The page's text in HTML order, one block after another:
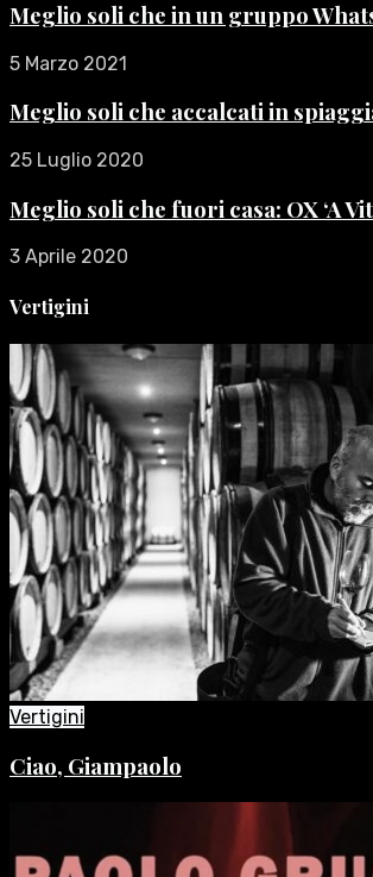
Meglio soli che in un gruppo
5 Marzo 2021
Meglio soli che accalcati in
25 Luglio 2020
Meglio soli che fuori casa: OX ‘A
3 Aprile 2020
Vertigini
Vertigini
Ciao, Giampaolo